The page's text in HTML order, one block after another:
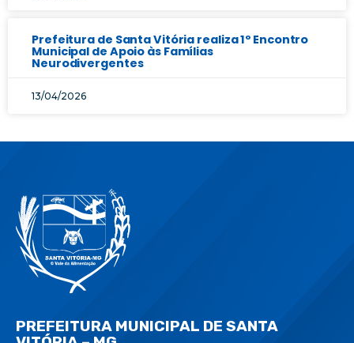
Prefeitura de Santa Vitória realiza 1º Encontro
Municipal de Apoio às Famílias
Neurodivergentes
13/04/2026
PREFEITURA MUNICIPAL DE SANTA